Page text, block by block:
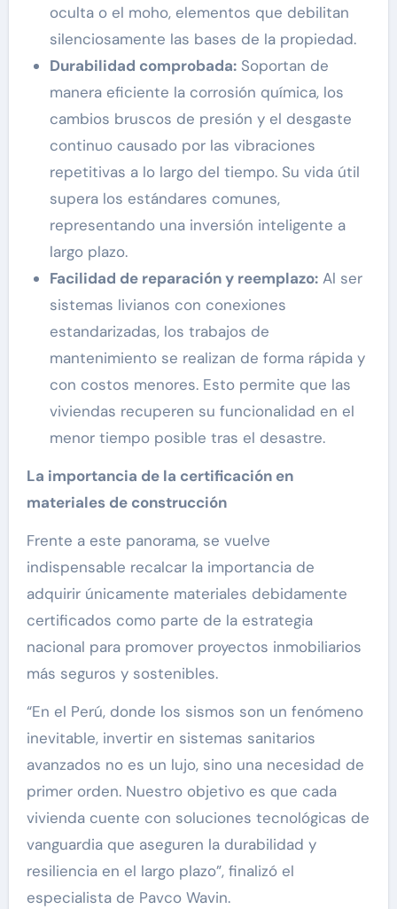
oculta o el moho, elementos que debilitan
silenciosamente las bases de la propiedad.
Durabilidad comprobada:Soportan de
manera eficiente la corrosión química, los
cambios bruscos de presión y el desgaste
continuo causado por las vibraciones
repetitivas a lo largo del tiempo. Su vida útil
supera los estándares comunes,
representando una inversión inteligente a
largo plazo.
Facilidad de reparación y reemplazo:Al ser
sistemas livianos con conexiones
estandarizadas, los trabajos de
mantenimiento se realizan de forma rápida y
con costos menores. Esto permite que las
viviendas recuperen su funcionalidad en el
menor tiempo posible tras el desastre.
La importancia de la certificación en
materiales de construcción
Frente a este panorama, se vuelve
indispensable recalcar la importancia de
adquirir únicamente materiales debidamente
certificados como parte de la estrategia
nacional para promover proyectos inmobiliarios
más seguros y sostenibles.
“En el Perú, donde los sismos son un fenómeno
inevitable, invertir en sistemas sanitarios
avanzados no es un lujo, sino una necesidad de
primer orden. Nuestro objetivo es que cada
vivienda cuente con soluciones tecnológicas de
vanguardia que aseguren la durabilidad y
resiliencia en el largo plazo”, finalizó el
especialista de Pavco Wavin.